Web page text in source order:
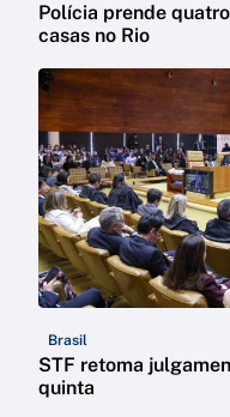
Polícia prende
casas no Rio
Brasil
STF retoma
quinta